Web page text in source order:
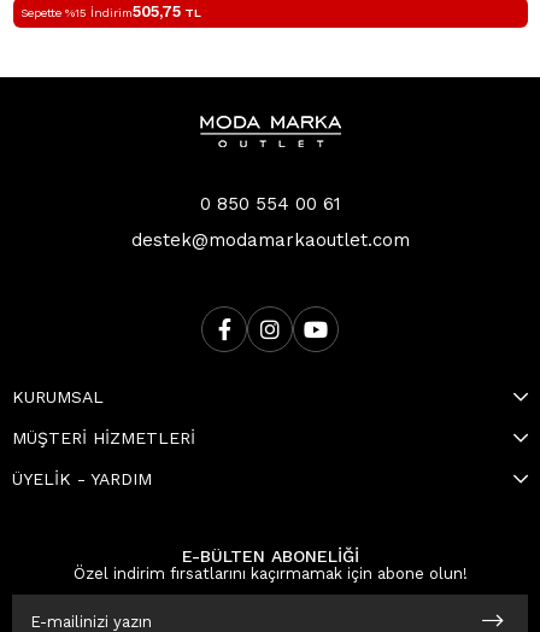
Sepette %15 İndirim505,75 TL
0 850 554 00 61
destek@modamarkaoutlet.com
KURUMSAL
MÜŞTERİ HİZMETLERİ
ÜYELİK - YARDIM
E-BÜLTEN ABONELİĞİ
Özel indirim fırsatlarını kaçırmamak için abone olun!